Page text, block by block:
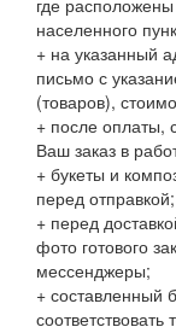
где расположены
населенного
+ на указанный
письмо с
(товаров),
+ после оплаты,
Ваш заказ в
+ букеты и
перед отправкой;
+ перед
фото готового
мессенджеры;
+ составленный